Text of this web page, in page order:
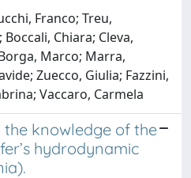
Franco; Treu,
Chiara; Cleva,
Marco; Marra,
Zuecco, Giulia; Fazzini,
Vaccaro, Carmela
the knowledge of the
hydrodynamic